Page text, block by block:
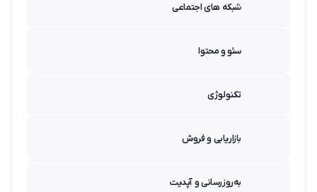
شبکه های اجتماعی
سئو و محتوا
تکنولوژی
بازاریابی و فروش
به‌روزرسانی و آپدیت